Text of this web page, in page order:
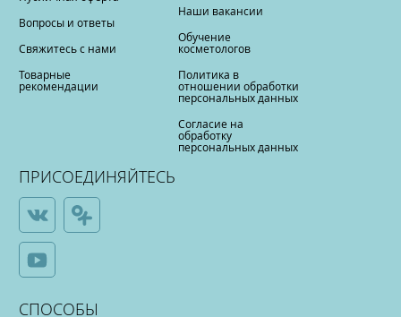
Вопросы и ответы
Свяжитесь с нами
Товарные
рекомендации
Наши вакансии
Обучение
косметологов
Политика в
отношении обработки
персональных данных
Согласие на
обработку
персональных данных
ПРИСОЕДИНЯЙТЕСЬ
СПОСОБЫ